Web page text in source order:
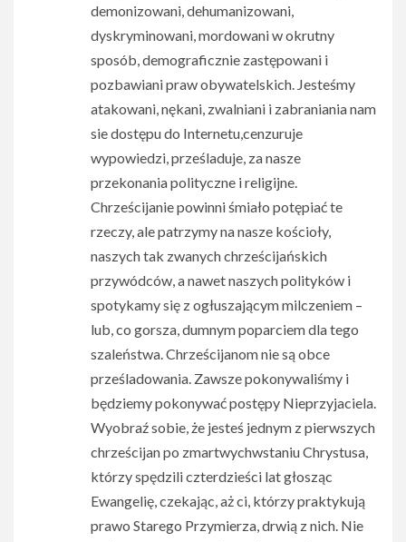
demonizowani, dehumanizowani,
dyskryminowani, mordowani w okrutny
sposób, demograficznie zastępowani i
pozbawiani praw obywatelskich. Jesteśmy
atakowani, nękani, zwalniani i zabraniania nam
sie dostępu do Internetu,cenzuruje
wypowiedzi, prześladuje, za nasze
przekonania polityczne i religijne.
Chrześcijanie powinni śmiało potępiać te
rzeczy, ale patrzymy na nasze kościoły,
naszych tak zwanych chrześcijańskich
przywódców, a nawet naszych polityków i
spotykamy się z ogłuszającym milczeniem –
lub, co gorsza, dumnym poparciem dla tego
szaleństwa. Chrześcijanom nie są obce
prześladowania. Zawsze pokonywaliśmy i
będziemy pokonywać postępy Nieprzyjaciela.
Wyobraź sobie, że jesteś jednym z pierwszych
chrześcijan po zmartwychwstaniu Chrystusa,
którzy spędzili czterdzieści lat głosząc
Ewangelię, czekając, aż ci, którzy praktykują
prawo Starego Przymierza, drwią z nich. Nie